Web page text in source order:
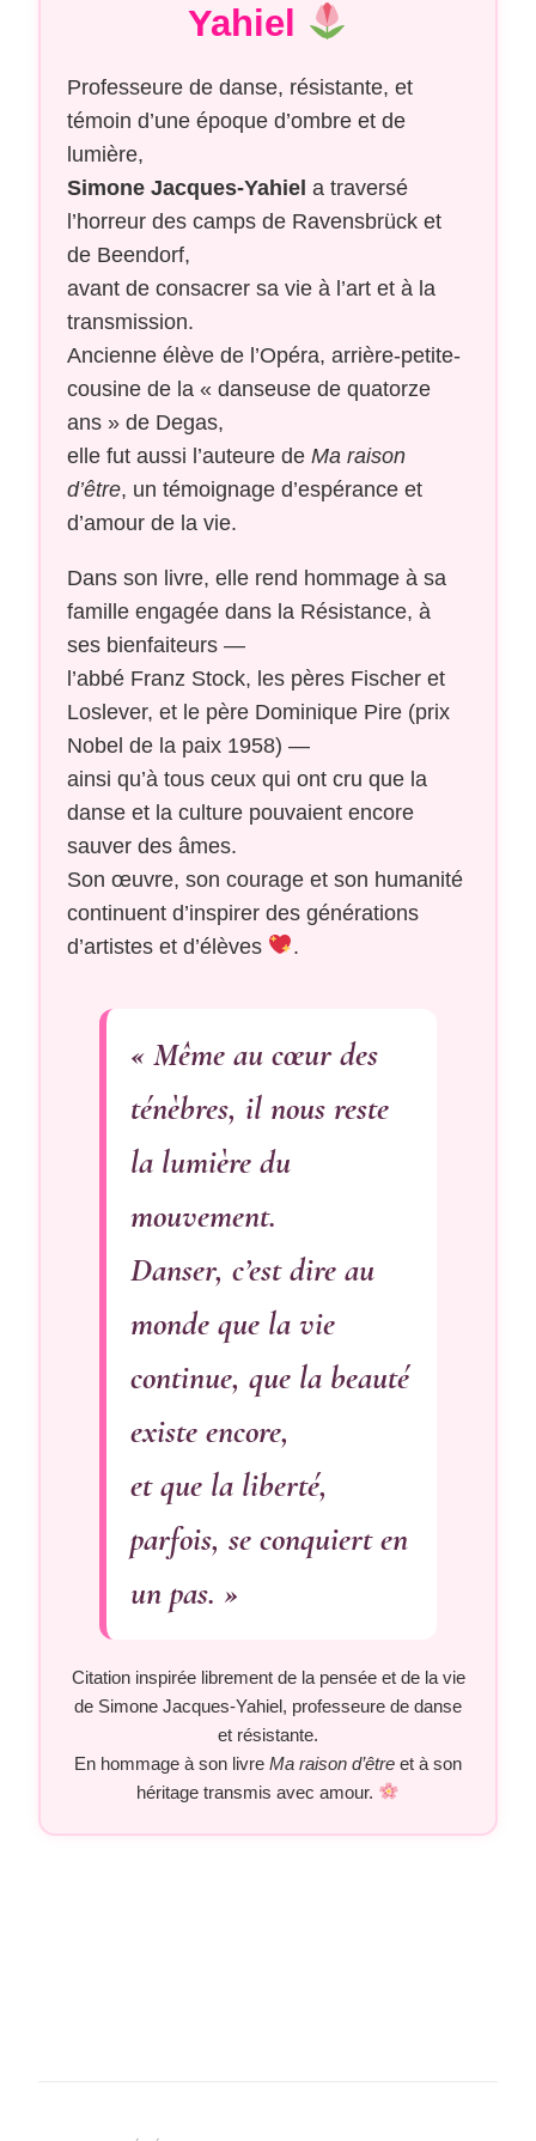
Yahiel
Professeure de danse, résistante, et
témoin d’une époque d’ombre et de
lumière,
Simone Jacques-Yahiel a traversé
l’horreur des camps de Ravensbrück et
de Beendorf,
avant de consacrer sa vie à l’art et à la
transmission.
Ancienne élève de l’Opéra, arrière-petite-
cousine de la « danseuse de quatorze
ans » de Degas,
elle fut aussi l’auteure de Ma raison
d’être, un témoignage d’espérance et
d’amour de la vie.
Dans son livre, elle rend hommage à sa
famille engagée dans la Résistance, à
ses bienfaiteurs —
l’abbé Franz Stock, les pères Fischer et
Loslever, et le père Dominique Pire (prix
Nobel de la paix 1958) —
ainsi qu’à tous ceux qui ont cru que la
danse et la culture pouvaient encore
sauver des âmes.
Son œuvre, son courage et son humanité
continuent d’inspirer des générations
d’artistes et d’élèves
.
« Même au cœur des
ténèbres, il nous reste
la lumière du
mouvement.
Danser, c’est dire au
monde que la vie
continue, que la beauté
existe encore,
et que la liberté,
parfois, se conquiert en
un pas. »
Citation inspirée librement de la pensée et de la vie
de Simone Jacques-Yahiel, professeure de danse
et résistante.
En hommage à son livre Ma raison d’être et à son
héritage transmis avec amour.